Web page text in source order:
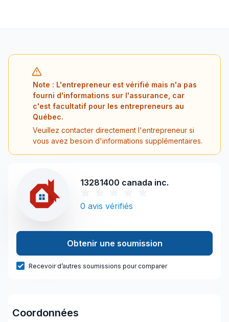
Note : L'entrepreneur est vérifié mais n'a pas
fourni d'informations sur l'assurance, car
c'est facultatif pour les entrepreneurs au
Québec.
Veuillez contacter directement l'entrepreneur si
vous avez besoin d'informations supplémentaires.
13281400 canada inc.
0 avis vérifiés
Obtenir une soumission
Recevoir d’autres soumissions pour comparer
Coordonnées